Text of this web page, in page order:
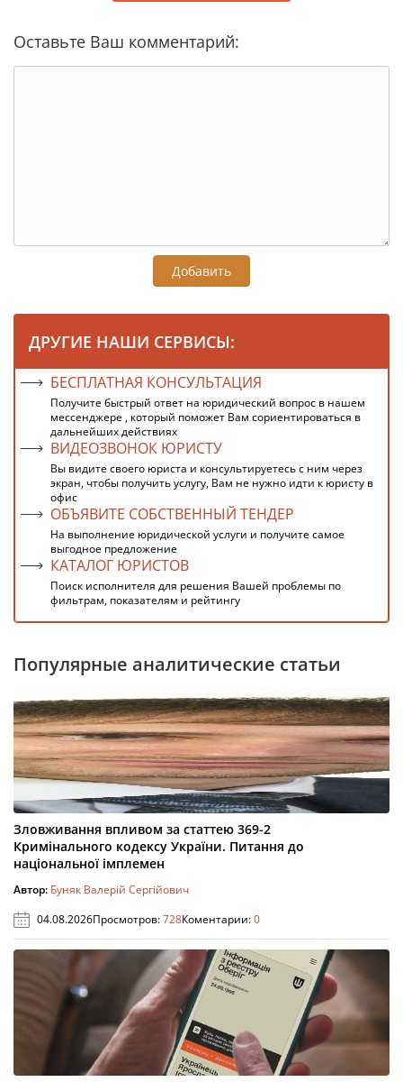
Оставьте Ваш комментарий:
Добавить
ДРУГИЕ НАШИ СЕРВИСЫ:
БЕСПЛАТНАЯ КОНСУЛЬТАЦИЯ
Получите быстрый ответ на юридический вопрос в нашем
мессенджере , который поможет Вам сориентироваться в
дальнейших действиях
ВИДЕОЗВОНОК ЮРИСТУ
Вы видите своего юриста и консультируетесь с ним через
экран, чтобы получить услугу, Вам не нужно идти к юристу в
офис
ОБЪЯВИТЕ СОБСТВЕННЫЙ ТЕНДЕР
На выполнение юридической услуги и получите самое
выгодное предложение
КАТАЛОГ ЮРИСТОВ
Поиск исполнителя для решения Вашей проблемы по
фильтрам, показателям и рейтингу
Популярные аналитические статьи
Зловживання впливом за статтею 369-2
Кримінального кодексу України. Питання до
національної імплемен
Автор: Буняк Валерій Сергійович
04.08.2026Просмотров:728Коментарии:0